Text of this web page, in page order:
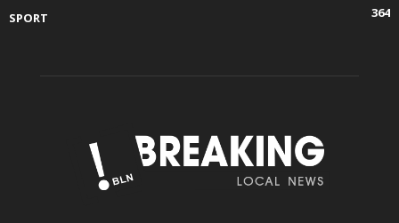
SPORT
364